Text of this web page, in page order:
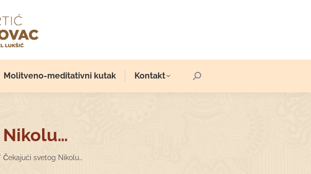
Molitveno-meditativni kutak Kontakt Search:
Čekajući svetog Nikolu…